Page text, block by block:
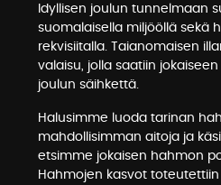
Idyllisen joulun tunnelmaan
suomalaisella miljööllä sekä
rekvisiitalla. Taianomaisen
valaisu, jolla saatiin
joulun säihkettä.
Halusimme luoda tarinan
mahdollisimman aitoja ja
etsimme jokaisen hahmon
Hahmojen kasvot